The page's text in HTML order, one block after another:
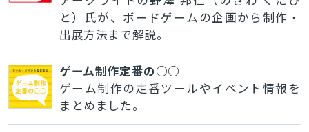
と）氏が、ボードゲームの企画から制作・
出展方法まで解説。
ゲーム制作定番の○○
ゲーム制作の定番ツールやイベント情報を
まとめました。